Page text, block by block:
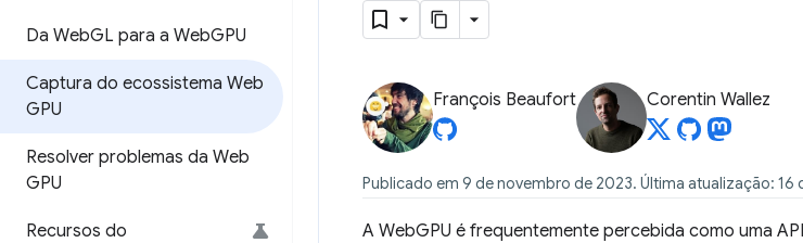
Da WebGL para a WebGPU
Captura do ecossistema Web
GPU
Resolver problemas da Web
GPU
Recursos do
François Beaufort Corentin Wallez
Publicado em 9 de novembro de 2023. Última atualização: 16
A WebGPU é frequentemente percebida como uma